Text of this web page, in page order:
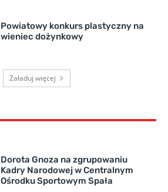
Powiatowy konkurs plastyczny na
wieniec dożynkowy
Załaduj więcej
Dorota Gnoza na zgrupowaniu
Kadry Narodowej w Centralnym
Ośrodku Sportowym Spała